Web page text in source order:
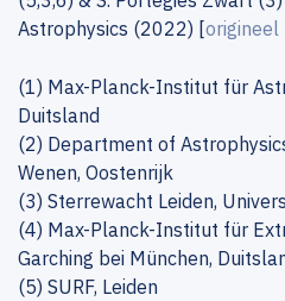
Astrophysics (2022) [origineel
(1) Max-Planck-Institut für
Duitsland
(2) Department of
Wenen, Oostenrijk
(3) Sterrewacht Leiden,
(4) Max-Planck-Institut für
Garching bei München,
(5) SURF, Leiden